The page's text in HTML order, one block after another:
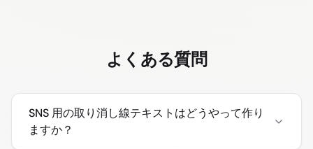
よくある質問
SNS 用の取り消し線テキストはどうやって作り
ますか？